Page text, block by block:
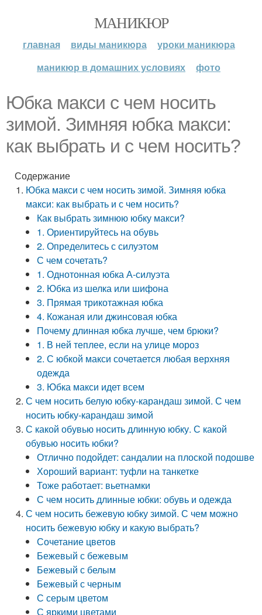
МАНИКЮР
главная виды маникюра
уроки маникюра
маникюр в домашних условиях
фото
Юбка макси с чем носить
зимой. Зимняя юбка макси:
как выбрать и с чем носить?
Содержание
Юбка макси с чем носить зимой. Зимняя юбка
макси: как выбрать и с чем носить?
Как выбрать зимнюю юбку макси?
1. Ориентируйтесь на обувь
2. Определитесь с силуэтом
С чем сочетать?
1. Однотонная юбка А-силуэта
2. Юбка из шелка или шифона
3. Прямая трикотажная юбка
4. Кожаная или джинсовая юбка
Почему длинная юбка лучше, чем брюки?
1. В ней теплее, если на улице мороз
2. С юбкой макси сочетается любая верхняя
одежда
3. Юбка макси идет всем
С чем носить белую юбку-карандаш зимой. С чем
носить юбку-карандаш зимой
С какой обувью носить длинную юбку. С какой
обувью носить юбки?
Отлично подойдет: сандалии на плоской подошве
Хороший вариант: туфли на танкетке
Тоже работает: вьетнамки
С чем носить длинные юбки: обувь и одежда
С чем носить бежевую юбку зимой. С чем можно
носить бежевую юбку и какую выбрать?
Сочетание цветов
Бежевый с бежевым
Бежевый с белым
Бежевый с черным
С серым цветом
С яркими цветами